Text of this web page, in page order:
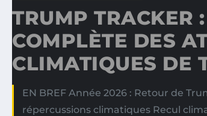
TRUMP TRACKER
COMPLÈTE DES
CLIMATIQUES DE
EN BREF Année 2026 : Retour de
répercussions climatiques Recul